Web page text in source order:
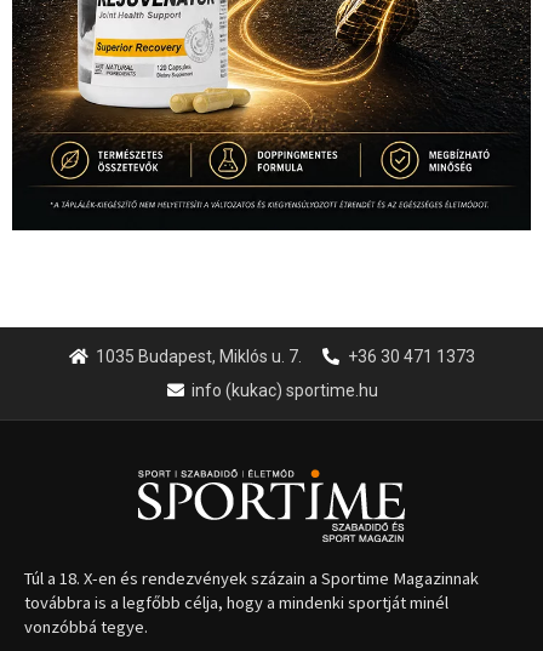
1035 Budapest, Miklós u. 7.
+36 30 471 1373
info (kukac) sportime.hu
Túl a 18. X-en és rendezvények százain a Sportime Magazinnak
továbbra is a legfőbb célja, hogy a mindenki sportját minél
vonzóbbá tegye.